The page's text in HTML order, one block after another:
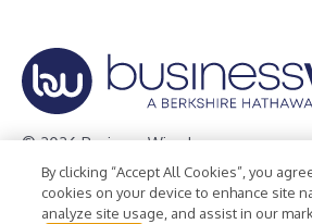
© 2026 Business Wire, Inc.
Privacy Policy Cookie Policy
Terms of Use
Legal
By clicking “Accept All Cookies”, you
cookies on your device to enhance site
analyze site usage, and assist in our